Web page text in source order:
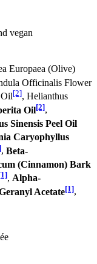
vegan
Europaea (Olive)
Officinalis Flower
Oil[2], Helianthus
Oil[2],
Sinensis Peel Oil
Caryophyllus
, Beta-
(Cinnamon) Bark
, Alpha-
Acetate[1],